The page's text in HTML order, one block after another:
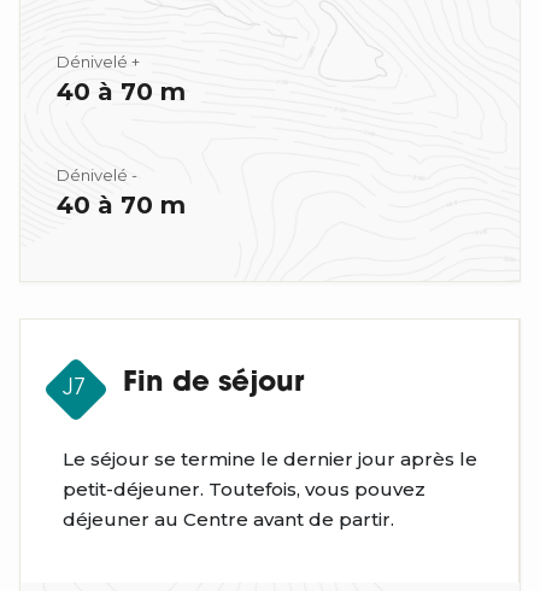
Dénivelé +
40 à 70 m
Dénivelé -
40 à 70 m
J7 Fin de séjour
Le séjour se termine le dernier jour après le
petit-déjeuner. Toutefois, vous pouvez
déjeuner au Centre avant de partir.